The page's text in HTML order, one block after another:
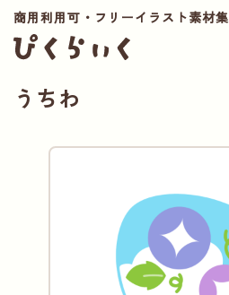
商用利用可・フリーイラスト素材集
うちわ